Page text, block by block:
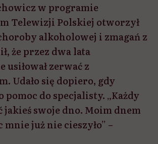
w programie
Telewizji Polskiej otworzył
alkoholowej i zmagań z
że przez dwa lata
zerwać z
Udało się dopiero, gdy
pomoc do specjalisty. „Każdy
jakieś swoje dno. Moim dnem
mnie już nie cieszyło” –